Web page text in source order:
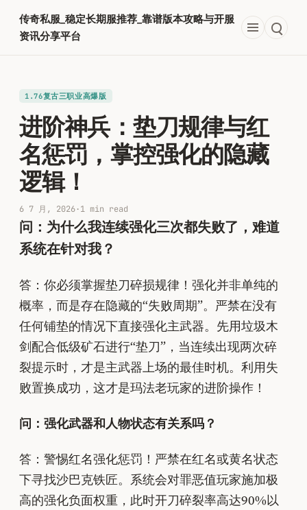
内
传奇私服_稳定长期服推荐_靠谱版本攻略与开服
资讯分享平台
1.76复古三职业高爆版
进阶神兵：垫刀规律与红
名惩罚，掌控强化的隐藏
逻辑！
6 7 月, 2026·1 min read
问：为什么我连续强化三次都失败了，难道
系统在针对我？
答：你必须掌握垫刀碎损规律！强化并非单纯的
概率，而是存在隐藏的“失败周期”。严禁在没有
任何铺垫的情况下直接强化主武器。先用垃圾木
剑配合低级矿石进行“垫刀”，当连续出现两次碎
裂提示时，才是主武器上场的最佳时机。利用失
败置换成功，这才是玛法老玩家的进阶操作！
问：强化武器和人物状态有关系吗？
答：警惕红名强化惩罚！严禁在红名或黄名状态
下寻找沙巴克铁匠。系统会对罪恶值玩家施加极
高的强化负面权重，此时开刀碎裂率高达90%以